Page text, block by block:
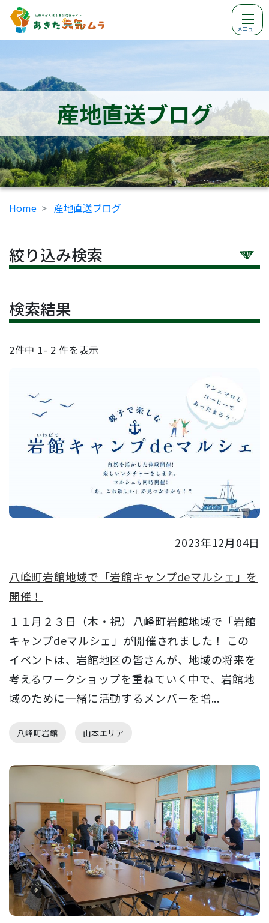
メニュー
産地直送ブログ
Home 産地直送ブログ
絞り込み検索
検索結果
2件中 1- 2件を表示
2023年12月04日
八峰町岩館地域で「岩館キャンプdeマルシェ」を
開催！
１１月２３日（木・祝）八峰町岩館地域で「岩館
キャンプdeマルシェ」が開催されました！ この
イベントは、岩館地区の皆さんが、地域の将来を
考えるワークショップを重ねていく中で、岩館地
域のために一緒に活動するメンバーを増...
八峰町岩館 山本エリア